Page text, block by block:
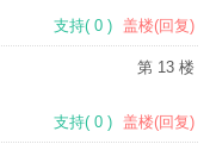
支持( 0 ) 盖楼(回复)
第 13 楼
支持( 0 ) 盖楼(回复)